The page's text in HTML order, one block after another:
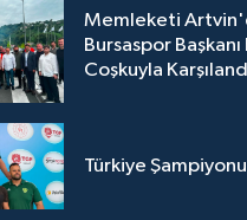
Memleketi
Bursaspor
Coşkuyla
Türkiye